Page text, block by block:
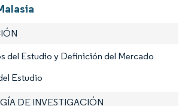
del Estudio y Definición del Mercado
Estudio
DE INVESTIGACIÓN